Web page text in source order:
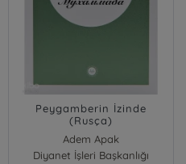
Peygamberin İzinde
(Rusça)
Adem Apak
Ahmet Önkal
Diyanet İşleri Başkanlığı